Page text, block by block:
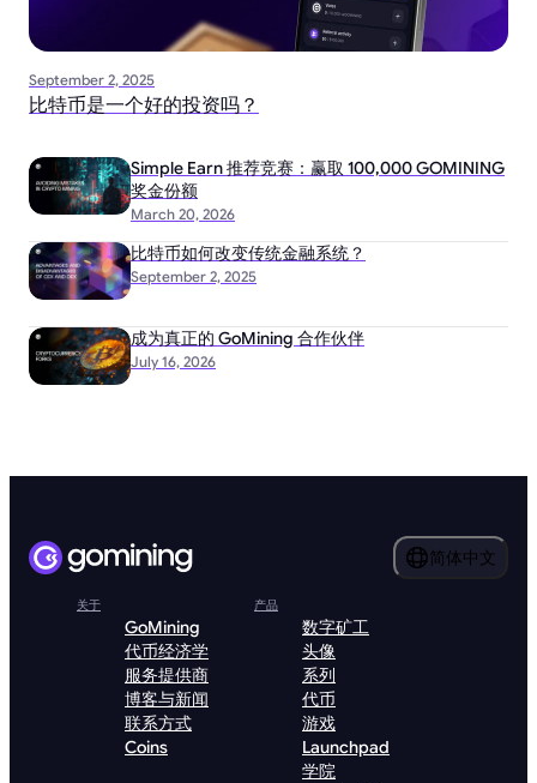
September 2, 2025
比特币是一个好的投资吗？
March 20, 2026
Simple Earn 推荐竞赛：赢取 100,000 GOMINING
奖金份额
September 2, 2025
比特币如何改变传统金融系统？
July 16, 2026
成为真正的 GoMining 合作伙伴
简体中文
关于
GoMining
代币经济学
服务提供商
博客与新闻
联系方式
Coins
产品
数字矿工
头像
系列
代币
游戏
Launchpad
学院